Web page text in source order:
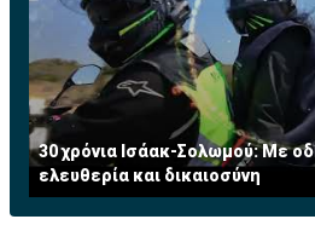
30 χρόνια Ισάακ-Σολωμού: Με
ελευθερία και δικαιοσύνη